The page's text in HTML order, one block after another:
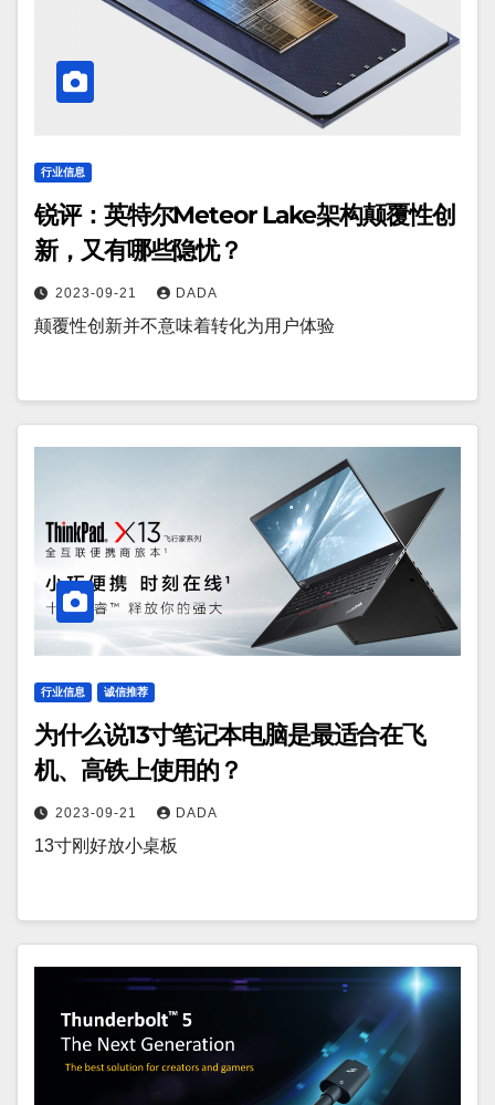
行业信息
锐评：英特尔Meteor Lake架构颠覆性创
新，又有哪些隐忧？
2023-09-21 DADA
颠覆性创新并不意味着转化为用户体验
行业信息 诚信推荐
为什么说13寸笔记本电脑是最适合在飞
机、高铁上使用的？
2023-09-21 DADA
13寸刚好放小桌板